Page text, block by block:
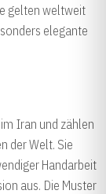
gelten weltweit
elegante
Iran und zählen
der Welt. Sie
Handarbeit
aus. Die Muster